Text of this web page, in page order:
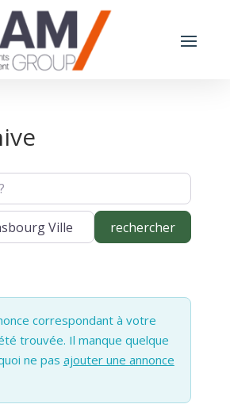
rechercher
correspondant à votre
trouvée. Il manque quelque
ne pas ajouter une annonce